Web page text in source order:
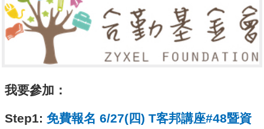
我要參加：
Step1: 免費報名 6/27(四) T客邦講座#48暨資